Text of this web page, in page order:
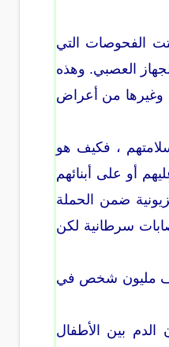
الفحوصات التي
العصبي. وهذه
وغيرها من أعراض
، فكيف هو
أو على أبنائهم
ضمن الحملة
سرطانية لكن
نصف مليون شخص في
سرطان الدم بين الأطفال